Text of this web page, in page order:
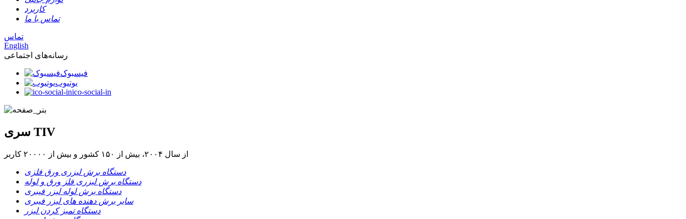
کاربرد
تماس با ما
تماس
English
رسانه‌های اجتماعی
فیسبوک
یوتیوب
ico-social-in
سری TIV
از سال ۲۰۰۴، بیش از ۱۵۰ کشور و بیش از ۲۰۰۰۰ کاربر
دستگاه برش لیزری ورق فلزی
دستگاه برش لیزری فلز ورق و لوله
دستگاه برش لوله لیزر فیبری
سایر برش دهنده های لیزر فیبری
دستگاه تمیز کردن لیزر